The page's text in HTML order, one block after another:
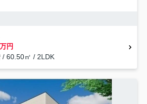
円
/ 60.50㎡ / 2LDK